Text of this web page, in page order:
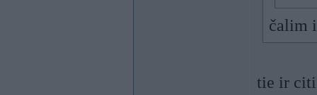
čalim
tie ir citi